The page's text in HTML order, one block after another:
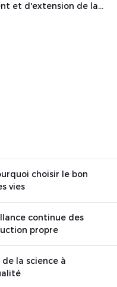
et d'extension de la
choisir le bon
vies
continue des
propre
la science à